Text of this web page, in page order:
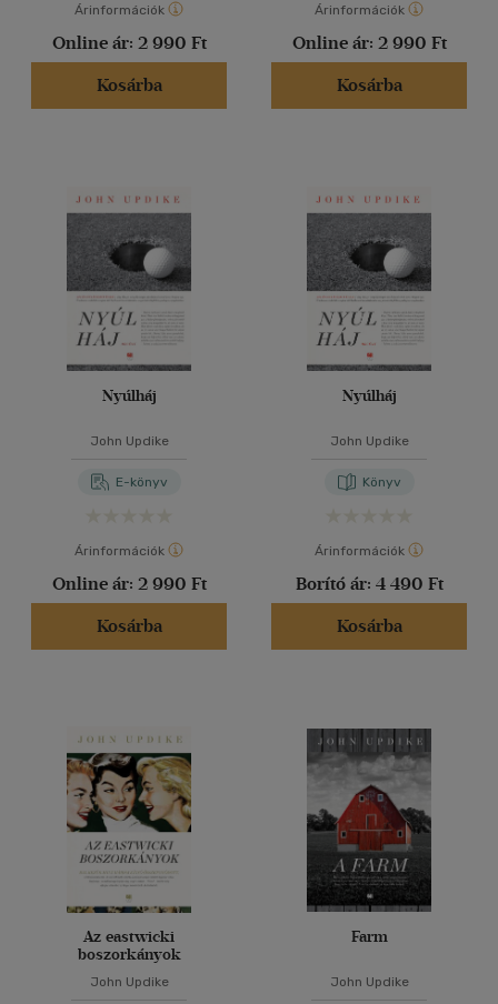
Árinformációk
Online ár: 2 990 Ft
Kosárba
Árinformációk
Online ár: 2 990 Ft
Kosárba
Nyúlháj
John Updike
E-könyv
Árinformációk
Online ár: 2 990 Ft
Kosárba
Nyúlháj
John Updike
Könyv
Árinformációk
Borító ár: 4 490 Ft
Kosárba
Az eastwicki
boszorkányok
John Updike
Farm
John Updike